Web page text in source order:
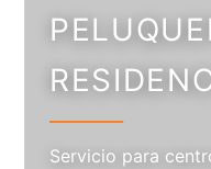
Servicio para